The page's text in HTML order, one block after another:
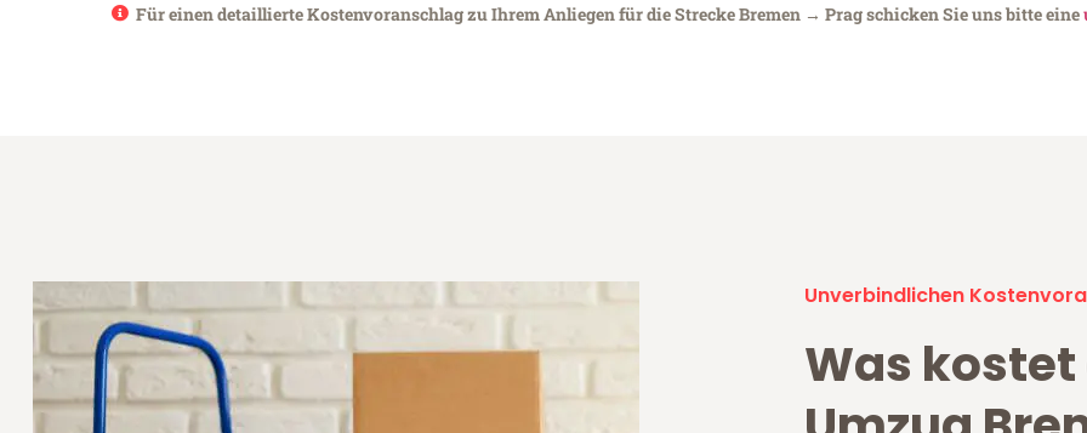
Für einen detaillierte Kostenvoranschlag zu Ihrem Anliegen für die Strecke Bremen → Prag schicken Sie uns bitte eine
Unverbindlichen
Was kostet